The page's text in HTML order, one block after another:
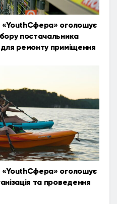
«YouthСфера» оголошує
постачальника
для ремонту приміщення
«YouthСфера» оголошує
та проведення